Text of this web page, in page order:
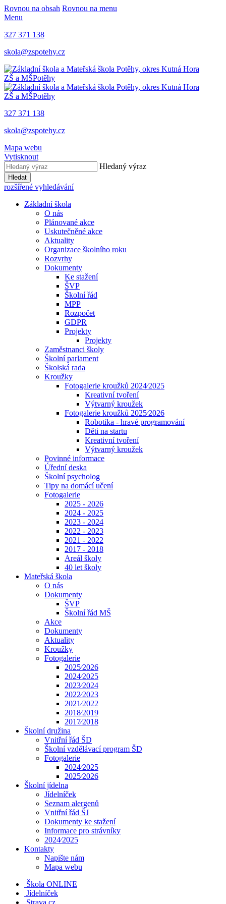
Rovnou na obsah Rovnou na menu
Menu
327 371 138
skola@zspotehy.cz
ZŠ a MŠPotěhy
ZŠ a MŠPotěhy
327 371 138
skola@zspotehy.cz
Mapa webu
Vytisknout
Hledaný výraz
Hledat
rozšířené vyhledávání
Základní škola
O nás
Plánované akce
Uskutečněné akce
Aktuality
Organizace školního roku
Rozvrhy
Dokumenty
Ke stažení
ŠVP
Školní řád
MPP
Rozpočet
GDPR
Projekty
Projekty
Zaměstnanci školy
Školní parlament
Školská rada
Kroužky
Fotogalerie kroužků 2024⁄2025
Kreativní tvoření
Výtvarný kroužek
Fotogalerie kroužků 2025⁄2026
Robotika - hravé programování
Děti na startu
Kreativní tvoření
Výtvarný kroužek
Povinné informace
Úřední deska
Školní psycholog
Tipy na domácí učení
Fotogalerie
2025 - 2026
2024 - 2025
2023 - 2024
2022 - 2023
2021 - 2022
2017 - 2018
Areál školy
40 let školy
Mateřská škola
O nás
Dokumenty
ŠVP
Školní řád MŠ
Akce
Dokumenty
Aktuality
Kroužky
Fotogalerie
2025⁄2026
2024⁄2025
2023⁄2024
2022⁄2023
2021⁄2022
2018⁄2019
2017⁄2018
Školní družina
Vnitřní řád ŠD
Školní vzdělávací program ŠD
Fotogalerie
2024⁄2025
2025⁄2026
Školní jídelna
Jídelníček
Seznam alergenů
Vnitřní řád ŠJ
Dokumenty ke stažení
Informace pro strávníky
2024⁄2025
Kontakty
Napište nám
Mapa webu
Škola ONLINE
Jídelníček
Strava.cz